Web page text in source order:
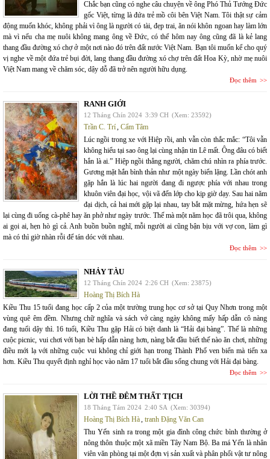
Chắc bạn cũng có nghe câu chuyện về ông Phó Thủ Tướng Đức
gốc Việt, từng là đứa trẻ mồ côi bên Việt Nam. Tôi thật sự cảm
động muốn khóc, không phải vì ông là người có tài, đẹp trai, ăn nói khôn ngoan hay làm lớn
mà vì nếu cha mẹ nuôi không mang ông về Đức, có thể hôm nay ông cũng đã là kẻ lang
thang đầu đường xó chợ ở một nơi nào đó trên đất nước Việt Nam. Bạn tôi muốn kể cho quý
vị nghe về một đứa trẻ bụi đời, lang thang đầu đường xó chợ trên đất Hoa Kỳ, nhờ mẹ nuôi
Việt Nam mang về chăm sóc, dậy dỗ đã trở nên người hữu dụng.
Đọc thêm
RANH GIỚI
12 Tháng Chín 2024 3:39 CH (Xem: 23592)
Trần C. Trí, Cẩm Tâm
Lúc ngồi trong xe với Hiệp rồi, anh vẫn còn thắc mắc: “Tôi vẫn
không hiểu tại sao ông lại cùng nhận tin Lê mất. Ông đâu có biết
hắn là ai.” Hiệp ngồi thẳng người, chăm chú nhìn ra phía trước.
Gương mặt hắn bình thản như một ngày biển lặng. Lần chót anh
gặp hắn là lúc hai người đang đi ngược phía với nhau trong
khuôn viên đại học, vội vã đến lớp cho kịp giờ dạy. Sau hai năm
đại dịch, cả hai mới gặp lại nhau, tay bắt mặt mừng, hứa hẹn sẽ
lại cùng đi uống cà-phê hay ăn phở như ngày trước. Thế mà một năm học đã trôi qua, không
ai gọi ai, hẹn hò gì cả. Anh buồn buồn nghĩ, mỗi người ai cũng bận bịu với vợ con, làm gì
mà có thì giờ nhàn rỗi để tán dóc với nhau.
Đọc thêm
NHẢY TÀU
12 Tháng Chín 2024 2:26 CH (Xem: 23875)
Hoàng Thị Bích Hà
Kiều Thu 15 tuổi đang học cấp 2 của một trường trung học cơ sở tại Quy Nhơn trong một
vùng quê êm đềm. Nhưng chữ nghĩa và sách vở càng ngày không mấy hấp dẫn cô nàng
đang tuổi dậy thì. 16 tuổi, Kiều Thu gặp Hải có biệt danh là “Hải đại bàng”. Thế là những
cuộc picnic, vui chơi với bạn bè hấp dẫn nàng hơn, nàng bắt đầu biết thế nào ăn chơi, những
điều mới lạ với những cuộc vui không chỉ giới hạn trong Thành Phố ven biển mà tiến xa
hơn. Kiều Thu quyết định nghỉ học vào năm 17 tuổi bắt đầu sống chung với Hải đại bàng.
Đọc thêm
LỜI THỀ ĐÊM THẤT TỊCH
18 Tháng Tám 2024 2:40 SA (Xem: 30394)
Hoàng Thị Bích Hà, tranh Đặng Văn Can
Thu Yến sinh ra trong một gia đình công chức bình thường ở
nông thôn thuộc một xã miền Tây Nam Bộ. Ba má Yến là nhân
viên văn phòng tại một đợn vị sản xuất và phân phối vật tư nông